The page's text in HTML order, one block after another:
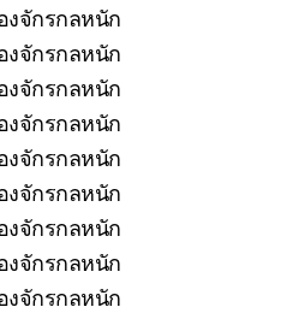
งจักรกลหนัก
งจักรกลหนัก
งจักรกลหนัก
งจักรกลหนัก
งจักรกลหนัก
งจักรกลหนัก
งจักรกลหนัก
งจักรกลหนัก
งจักรกลหนัก